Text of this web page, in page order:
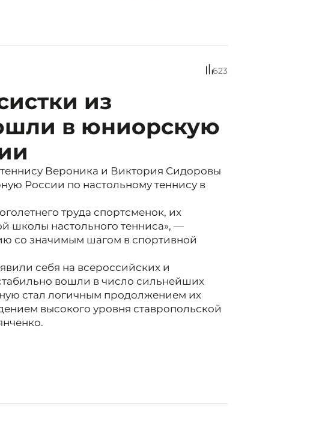
623
из
в юниорскую
Вероника и Виктория Сидоровы
России по настольному теннису в
труда спортсменок, их
школы настольного тенниса», —
со значимым шагом в спортивной
себя на всероссийских и
вошли в число сильнейших
стал логичным продолжением их
высокого уровня ставропольской